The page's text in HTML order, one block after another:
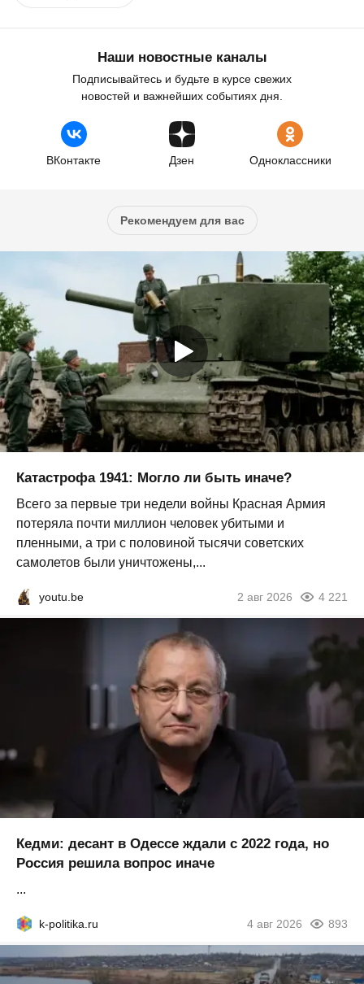
Наши новостные каналы
Подписывайтесь и будьте в курсе свежих
новостей и важнейших событиях дня.
ВКонтакте Дзен Одноклассники
Рекомендуем для вас
Катастрофа 1941: Могло ли быть иначе?
Всего за первые три недели войны Красная Армия
потеряла почти миллион человек убитыми и
пленными, а три с половиной тысячи советских
самолетов были уничтожены,...
youtu.be 2 авг 2026 4 221
Кедми: десант в Одессе ждали с 2022 года, но
Россия решила вопрос иначе
...
k-politika.ru 4 авг 2026 893